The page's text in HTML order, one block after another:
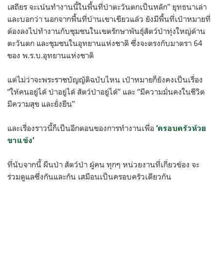
เสถียร จะเน้นทำงานนี้ในพื้นที่ป่าตะวันตกเป็นหลัก” ยุทธนาเล่า
และบอกว่า นอกจากพื้นที่บ้านเขาเขียวแล้ว ยังมีพื้นที่เป้าหมายที่
ต้องลงไปทำงานกับชุมชนในเขตรักษาพันธุ์สัตว์ป่าทุ่งใหญ่ด้าน
ตะวันตก และชุมชนในอุทยานแห่งชาติ ซึ่งจะตรงกับมาตรา 64
ของ พ.ร.บ.อุทยานแห่งชาติ
แต่ไม่ว่าจะพระราชบัญญัติฉบับไหน เป้าหมายก็ยังคงเป็นเรื่อง
“ให้คนอยู่ได้ ป่าอยู่ได้ สัตว์ป่าอยู่ได้” และ “มีความมั่นคงในชีวิต
มีความสุข และยั่งยืน”
และเรื่องราวนี้ก็เป็นอีกตอนของการทำงานเพื่อ ‘ครอบครัวห้วย
ขาแข้ง’
ที่นับจากนี้ ผืนป่า สัตว์ป่า ผู้คน ทุกๆ หน่วยงานที่เกี่ยวข้อง จะ
ร่วมดูแลซึ่งกันและกัน เสมือนเป็นครอบครัวเดียวกัน